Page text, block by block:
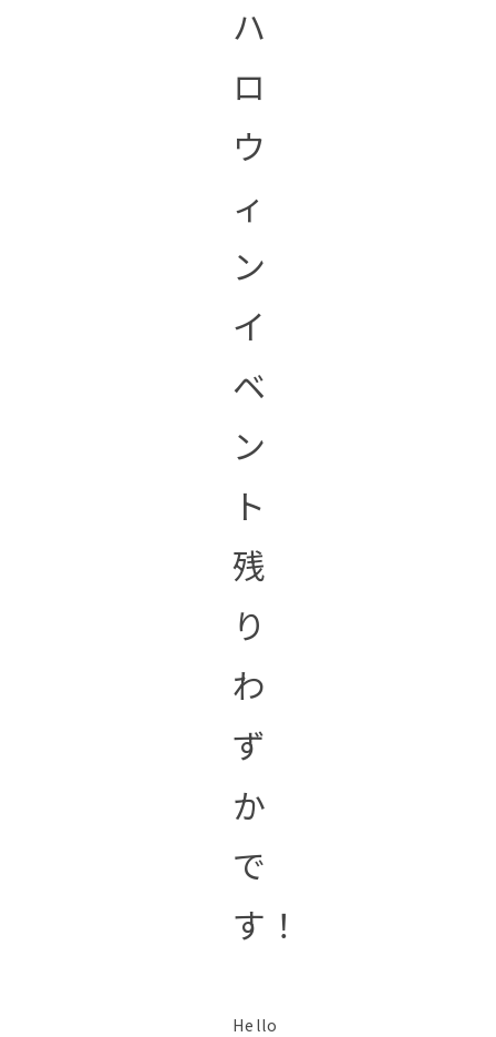
ハ
ロ
ウ
ィ
ン
イ
ベ
ン
ト
残
り
わ
ず
か
で
す！
Hello